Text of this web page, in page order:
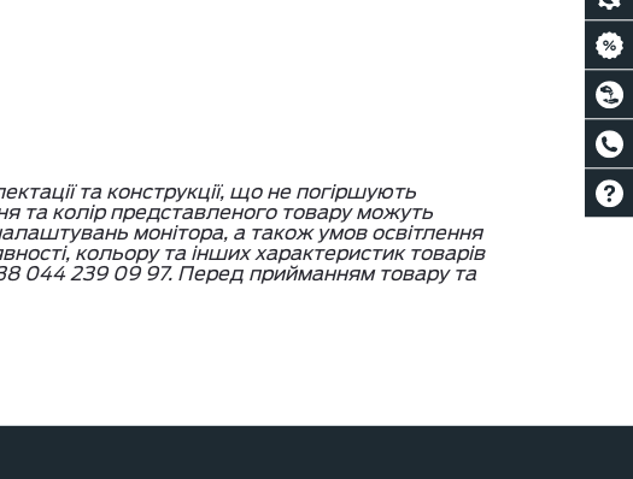
та конструкції, що не погіршують
та колір представленого товару можуть
монітора, а також умов освітлення
кольору та інших характеристик товарів
044 239 09 97. Перед прийманням товару та